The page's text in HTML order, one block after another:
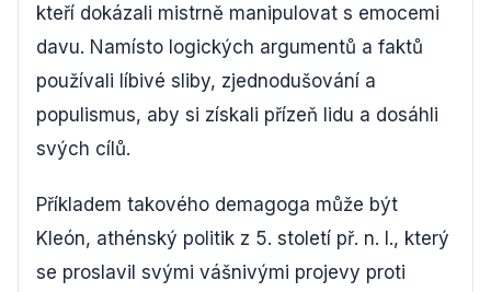
kteří dokázali mistrně manipulovat s emocemi
davu. Namísto logických argumentů a faktů
používali líbivé sliby, zjednodušování a
populismus, aby si získali přízeň lidu a dosáhli
svých cílů.
Příkladem takového demagoga může být
Kleón, athénský politik z 5. století př. n. l., který
se proslavil svými vášnivými projevy proti